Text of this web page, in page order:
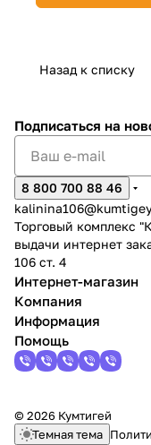
Назад к списку
Подписаться на
8 800 700 88 46
Торговый комплекс
выдачи интернет
106 ст. 4
Интернет-магазин
Компания
Информация
Помощь
© 2026 Кумтигей
Темная тема